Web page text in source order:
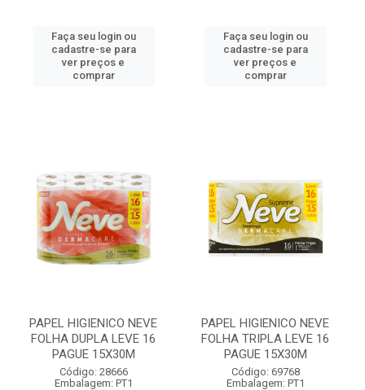
Faça seu login ou
cadastre-se para
ver preços e
comprar
Faça seu login ou
cadastre-se para
ver preços e
comprar
PAPEL HIGIENICO NEVE
FOLHA DUPLA LEVE 16
PAGUE 15X30M
Código: 28666
Embalagem: PT1
PAPEL HIGIENICO NEVE
FOLHA TRIPLA LEVE 16
PAGUE 15X30M
Código: 69768
Embalagem: PT1